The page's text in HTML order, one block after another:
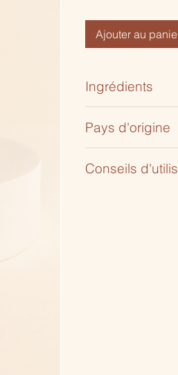
Ajouter au
Ingrédients
aqua, parkii butter,
Pays d'origine
Conseils